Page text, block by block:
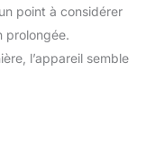
intègre
d'alimentation
de
point à considérer
prolongée.
l’appareil semble